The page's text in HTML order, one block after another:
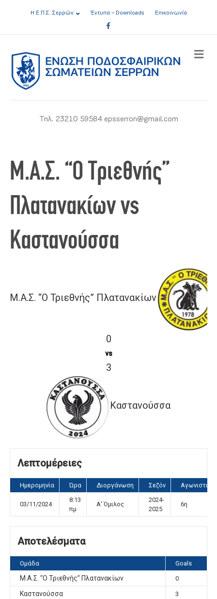
Η Ε.Π.Σ. Σερρών Έντυπα – Downloads
Επικοινωνία
Facebook
Τηλ. 23210 59584 epsserron@gmail.com
Μ.Α.Σ. “Ο Τριεθνής”
Πλατανακίων vs
Καστανούσσα
Μ.Α.Σ. “Ο Τριεθνής” Πλατανακίων
0
vs
3
Καστανούσσα
Λεπτομέρειες
Ημερομηνία Ώρα Διοργάνωση Σεζόν Αγωνιστική
03/11/2024
8:13
πμ
Α' Όμιλος
2024-
2025
6η
Αποτελέσματα
Ομάδα Goals
Μ.Α.Σ. “Ο Τριεθνής” Πλατανακίων 0
Καστανούσσα 3